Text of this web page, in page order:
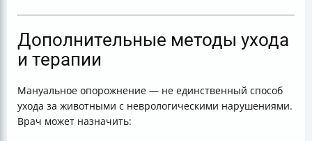
Дополнительные методы ухода
и терапии
Мануальное опорожнение — не единственный способ
ухода за животными с неврологическими нарушениями.
Врач может назначить: